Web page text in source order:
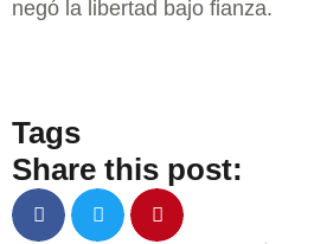
negó la libertad bajo fianza.
Tags
Share this post: